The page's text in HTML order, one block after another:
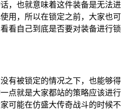
，也就意味着这件装备是无法进
用，所以在锁定之前，大家也可
看自己到底是否要对装备进行锁
有被锁定的情况之下，也能够得
点就是大家都站的策略应该进行
可能在仿盛大传奇战斗的时候不